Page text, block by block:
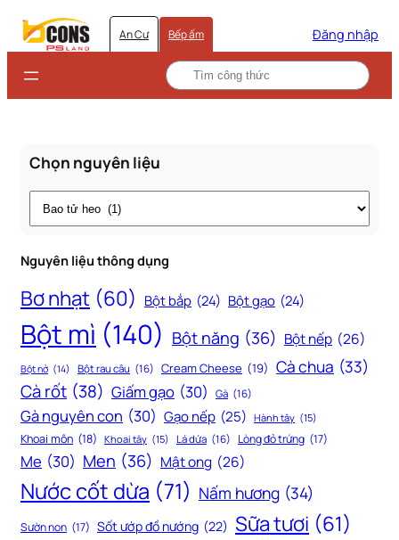
An Cư Bếp ấm Đăng nhập
Chọn nguyên liệu
Thẻ
Nguyên liệu thông dụng
Bơ nhạt (60) Bột bắp (24) Bột gạo (24)
Bột mì (140) Bột năng (36) Bột nếp (26)
Bột nở (14) Bột rau câu (16) Cream Cheese (19) Cà chua (33)
Cà rốt (38) Giấm gạo (30) Gà (16)
Gà nguyên con (30) Gạo nếp (25) Hành tây (15)
Khoai môn (18) Khoai tây (15) Lá dứa (16) Lòng đỏ trứng (17)
Me (30) Men (36) Mật ong (26)
Nước cốt dừa (71) Nấm hương (34)
Sườn non (17) Sốt ướp đồ nướng (22) Sữa tươi (61)